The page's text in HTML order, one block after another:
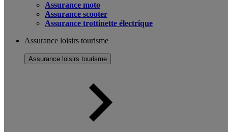
Assurance moto
Assurance scooter
Assurance trottinette électrique
Assurance loisirs tourisme
Assurance loisirs tourisme